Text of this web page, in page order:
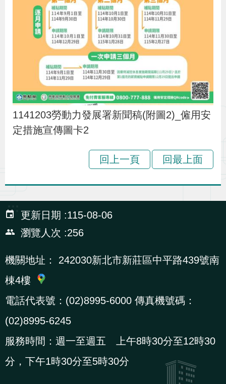
1141203勞動力發展署新聞稿(附圖2)_僱用安
定措施宣傳圖卡2
回上一頁 回最上面
:::
更新日期
115-08-06
瀏覽人次
256
機關地址：
242030新北市新莊區中平路439號南
棟4樓
電話代表號：(02)8995-6000 傳真機號碼：
(02)8995-6245
服務時間：週一至週五 上午8時30分至12時30
分，下午1時30分至5時30分